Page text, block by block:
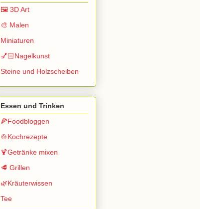
🖼️ 3D Art
🎨 Malen
Miniaturen
💅🏻Nagelkunst
Steine und Holzscheiben
Essen und Trinken
🍕Foodbloggen
🍲Kochrezepte
🍹Getränke mixen
🥩 Grillen
🌿Kräuterwissen
Tee